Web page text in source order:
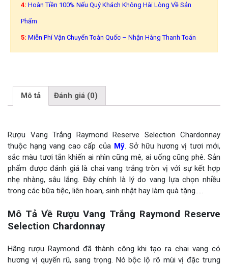
4: Hoàn Tiền 100% Nếu Quý Khách Không Hài Lòng Về Sản
Phẩm
5: Miễn Phí Vận Chuyển Toàn Quốc – Nhận Hàng Thanh Toán
Mô tả Đánh giá (0)
Rượu Vang Trắng Raymond Reserve Selection Chardonnay
thuộc hạng vang cao cấp của Mỹ. Sở hữu hương vị tươi mới,
sắc màu tươi tắn khiến ai nhìn cũng mê, ai uống cũng phê. Sản
phẩm được đánh giá là chai vang trắng tròn vị với sự kết hợp
nhẹ nhàng, sâu lắng. Đây chính là lý do vang lựa chọn nhiều
trong các bữa tiệc, liên hoan, sinh nhật hay làm quà tặng…..
Mô Tả Về Rượu Vang Trắng Raymond Reserve
Selection Chardonnay
Hãng rượu Raymond đã thành công khi tạo ra chai vang có
hương vị quyến rũ, sang trọng. Nó bộc lộ rõ mùi vị đặc trưng